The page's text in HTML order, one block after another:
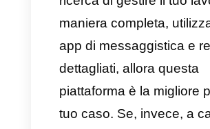
se Timelines
considerato
strumento adatto
azienda.